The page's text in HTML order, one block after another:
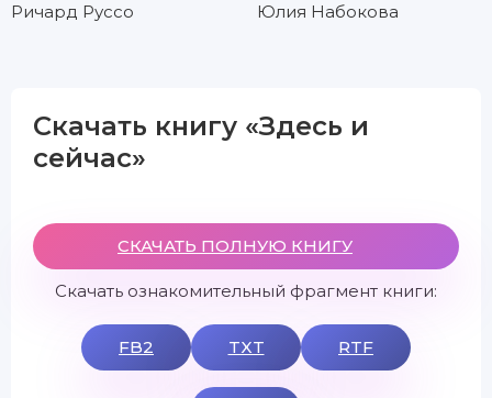
Ричард Руссо
Юлия Набокова
Скачать книгу «Здесь и
сейчас»
СКАЧАТЬ ПОЛНУЮ КНИГУ
Скачать ознакомительный фрагмент книги:
FB2 TXT RTF